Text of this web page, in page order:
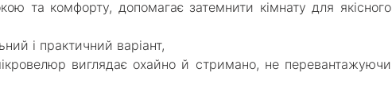
та комфорту, допомагає затемнити кімнату для якісного
і практичний варіант,
виглядає охайно й стримано, не перевантажуючи